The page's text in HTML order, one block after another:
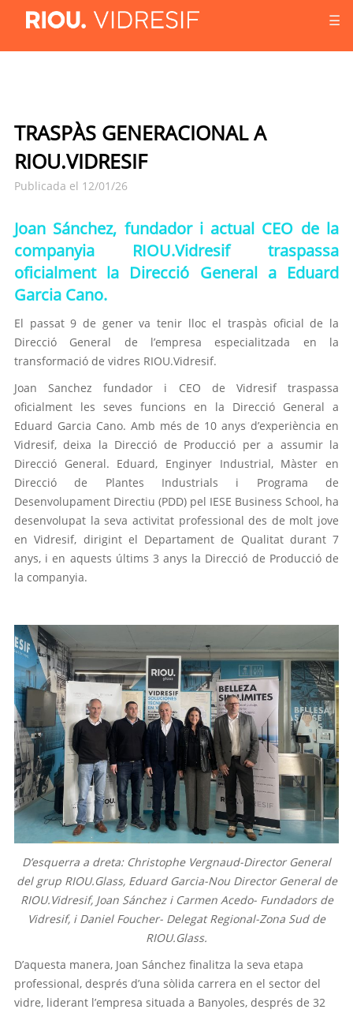
☰
TRASPÀS GENERACIONAL A
RIOU.VIDRESIF
Publicada el 12/01/26
Joan Sánchez, fundador i actual CEO de la
companyia RIOU.Vidresif traspassa
oficialment la Direcció General a Eduard
Garcia Cano.
El passat 9 de gener va tenir lloc el traspàs oficial de la
Direcció General de l’empresa especialitzada en la
transformació de vidres RIOU.Vidresif.
Joan Sanchez fundador i CEO de Vidresif traspassa
oficialment les seves funcions en la Direcció General a
Eduard Garcia Cano. Amb més de 10 anys d’experiència en
Vidresif, deixa la Direcció de Producció per a assumir la
Direcció General. Eduard, Enginyer Industrial, Màster en
Direcció de Plantes Industrials i Programa de
Desenvolupament Directiu (PDD) pel IESE Business School, ha
desenvolupat la seva activitat professional des de molt jove
en Vidresif, dirigint el Departament de Qualitat durant 7
anys, i en aquests últims 3 anys la Direcció de Producció de
la companyia.
D’esquerra a dreta: Christophe Vergnaud-Director General
del grup RIOU.Glass, Eduard Garcia-Nou Director General de
RIOU.Vidresif, Joan Sánchez i Carmen Acedo- Fundadors de
Vidresif, i Daniel Foucher- Delegat Regional-Zona Sud de
RIOU.Glass.
D’aquesta manera, Joan Sánchez finalitza la seva etapa
professional, després d’una sòlida carrera en el sector del
vidre, liderant l’empresa situada a Banyoles, després de 32